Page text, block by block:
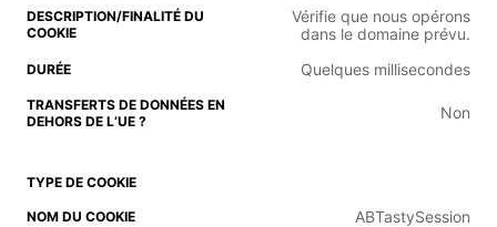
Vérifie que nous opérons
dans le domaine prévu.
Quelques millisecondes
Non
ABTastySession